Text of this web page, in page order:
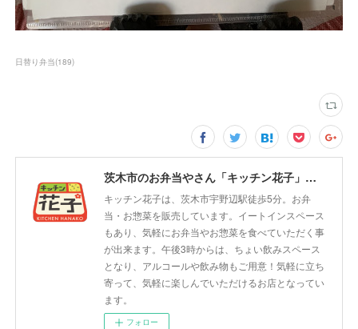
日替り弁当(189)
茨木市のお弁当やさん「キッチン花子」ちょい飲みスペース「サウス」
キッチン花子は、茨木市宇野辺駅徒歩5分。お弁
当・お惣菜を販売しています。イートインスペース
もあり、気軽にお弁当やお惣菜を食べていただく事
が出来ます。午後3時からは、ちょい飲みスペース
となり、アルコールや飲み物もご用意！気軽に立ち
寄って、気軽に楽しんでいただけるお店となってい
ます。
フォロー